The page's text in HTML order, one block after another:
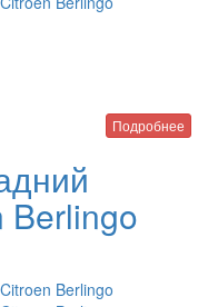
Подробнее
Berlingo